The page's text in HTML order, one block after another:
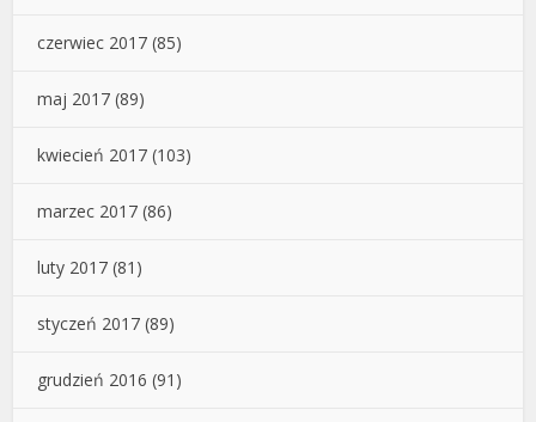
czerwiec 2017 (85)
maj 2017 (89)
kwiecień 2017 (103)
marzec 2017 (86)
luty 2017 (81)
styczeń 2017 (89)
grudzień 2016 (91)